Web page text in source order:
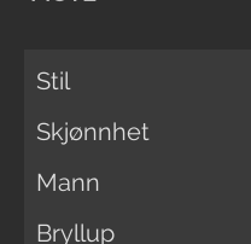
Stil
Skjønnhet
Mann
Bryllup